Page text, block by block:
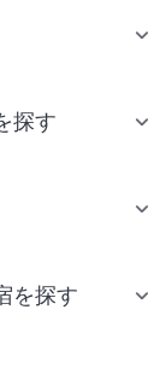
探す
を探す